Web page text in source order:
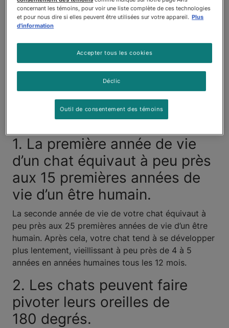
apprendre quelque chose de
jours! Poursuivez votre lecture
pour apprendre des faits
intéressants sur les chats qui
risquent de vous surprendre.
1. La première année de vie
d’un chat équivaut à peu près
aux 15 premières années de
vie d’un être humain.
La seconde année de vie de votre chat équivaut à
peu près aux 25 premières années de vie d’un être
humain. Après cela, votre chat tend à se développer
plus lentement, vieillissant à peu près de 4 à 5
années en années humaines tous les 12 mois.
2. Les chats peuvent faire
pivoter leurs oreilles de
180 degrés.
concernant les témoins, pour voir une liste complète de ces technologies
et pour nous dire si elles peuvent être utilisées sur votre appareil. Plus
d'information
Déclic
Accepter tous les cookies
Outil de consentement des témoins